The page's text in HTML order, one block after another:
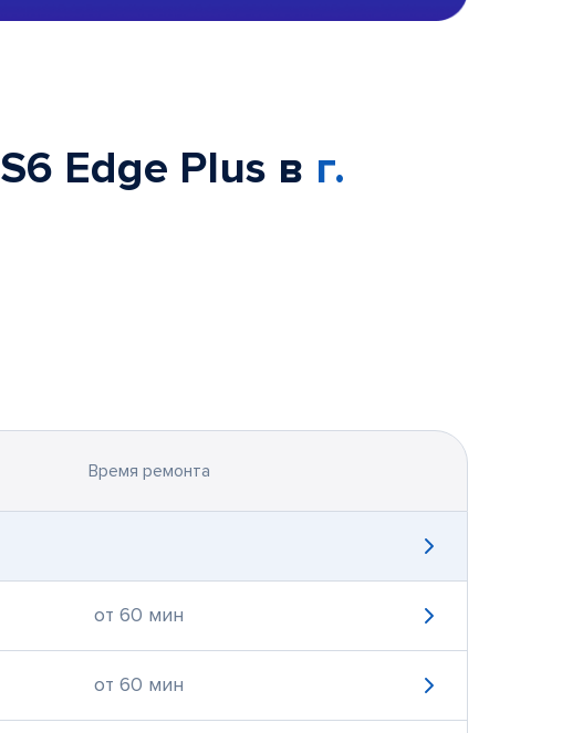
Edge Plus в г.
Время ремонта
от 60 мин
от 60 мин